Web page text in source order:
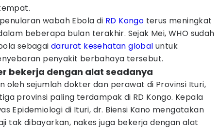
wabah Ebola di RD Kongo terus meningkat
beberapa bulan terakhir. Sejak Mei, WHO sudah
sebagai darurat kesehatan global untuk
penyakit berbahaya tersebut.
bekerja dengan alat seadanya
oleh sejumlah dokter dan perawat di Provinsi Ituri,
provinsi paling terdampak di RD Kongo. Kepala
Epidemiologi di Ituri, dr. Biensi Kano mengatakan
tak dibayarkan, nakes juga bekerja dengan alat